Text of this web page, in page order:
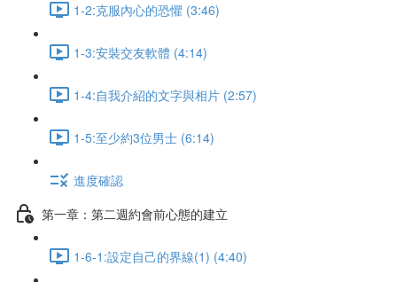
1-2:克服內心的恐懼 (3:46)
1-3:安裝交友軟體 (4:14)
1-4:自我介紹的文字與相片 (2:57)
1-5:至少約3位男士 (6:14)
進度確認
第一章：第二週約會前心態的建立
1-6-1:設定自己的界線(1) (4:40)